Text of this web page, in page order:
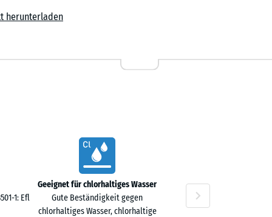
herunterladen
1: Efl
Geeignet für chlorhaltiges Wasser
Gute Beständigkeit gegen
chlorhaltiges Wasser, chlorhaltige